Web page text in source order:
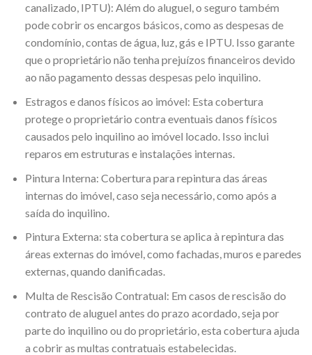
canalizado, IPTU): Além do aluguel, o seguro também
pode cobrir os encargos básicos, como as despesas de
condomínio, contas de água, luz, gás e IPTU. Isso garante
que o proprietário não tenha prejuízos financeiros devido
ao não pagamento dessas despesas pelo inquilino.
Estragos e danos físicos ao imóvel: Esta cobertura
protege o proprietário contra eventuais danos físicos
causados pelo inquilino ao imóvel locado. Isso inclui
reparos em estruturas e instalações internas.
Pintura Interna: Cobertura para repintura das áreas
internas do imóvel, caso seja necessário, como após a
saída do inquilino.
Pintura Externa: sta cobertura se aplica à repintura das
áreas externas do imóvel, como fachadas, muros e paredes
externas, quando danificadas.
Multa de Rescisão Contratual: Em casos de rescisão do
contrato de aluguel antes do prazo acordado, seja por
parte do inquilino ou do proprietário, esta cobertura ajuda
a cobrir as multas contratuais estabelecidas.